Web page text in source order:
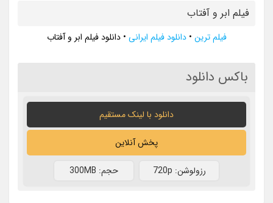
فیلم ابر و آفتاب
فیلم ترین •دانلود فیلم ایرانی •دانلود فیلم ابر و آفتاب
باکس دانلود
دانلود با لينک مستقيم
پخش آنلاین
رزولوشن: 720p حجم: 300MB